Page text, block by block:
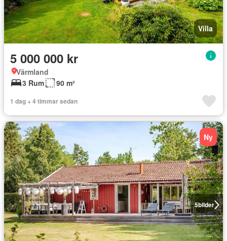
Villa
5 000 000 kr
Värmland
3 Rum
90 m²
1 dag + 4 timmar sedan
5bilder
Ny